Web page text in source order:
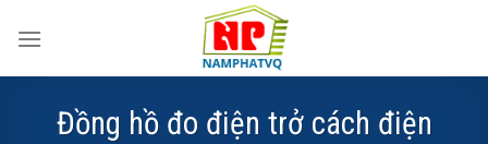
Đồng hồ đo điện trở cách điện